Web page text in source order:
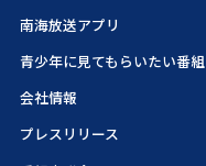
南海放送アプリ
青少年に見てもらいたい番組
会社情報
プレスリリース